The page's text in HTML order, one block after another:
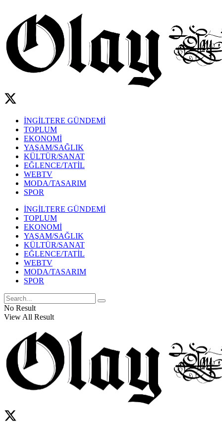
İNGİLTERE GÜNDEMİ
TOPLUM
EKONOMİ
YAŞAM/SAĞLIK
KÜLTÜR/SANAT
EĞLENCE/TATİL
WEBTV
MODA/TASARIM
SPOR
İNGİLTERE GÜNDEMİ
TOPLUM
EKONOMİ
YAŞAM/SAĞLIK
KÜLTÜR/SANAT
EĞLENCE/TATİL
WEBTV
MODA/TASARIM
SPOR
No Result
View All Result